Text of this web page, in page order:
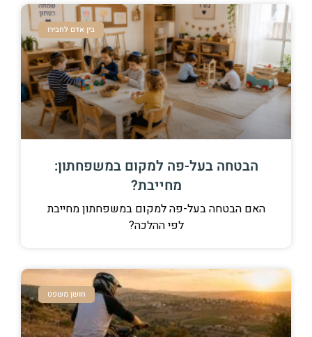
בין אדם לחבירו
הבטחה בעל-פה למקום במשפחתון:
מחייבת?
האם הבטחה בעל-פה למקום במשפחתון מחייבת
לפי ההלכה?
חושן משפט